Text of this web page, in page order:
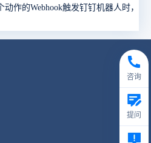
咨询
提问